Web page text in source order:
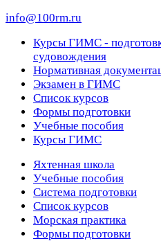
info@100rm.ru
Курсы ГИМС -
судовождения
Нормативная
Экзамен в ГИМС
Список курсов
Формы подготовки
Учебные пособия
Курсы ГИМС
Яхтенная школа
Учебные пособия
Cистема подготовки
Список курсов
Морская практика
Формы подготовки